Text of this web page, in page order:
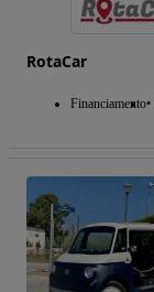
RotaCar
Financiamento